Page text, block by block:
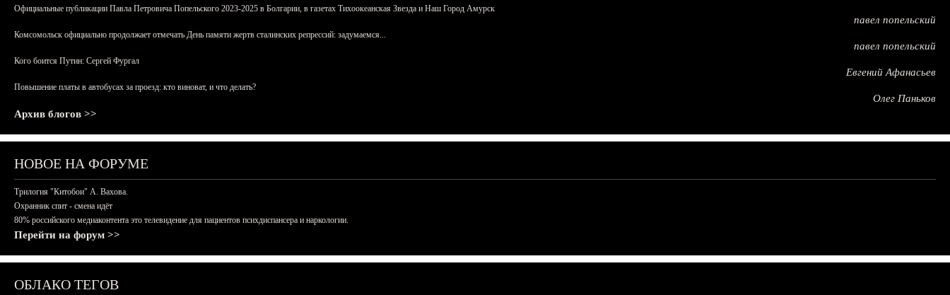
Официальные публикации Павла Петровича Попельского 2023-2025 в Болгарии, в газетах Тихоокеанская Звезда и Наш Город Амурск
павел попельский
Комсомольск официально продолжает отмечать День памяти жертв сталинских репрессий: задумаемся...
павел попельский
Кого боится Путин: Сергей Фургал
Евгений Афанасьев
Повышение платы в автобусах за проезд: кто виноват, и что делать?
Олег Паньков
Архив блогов >>
НОВОЕ НА ФОРУМЕ
Трилогия "Китобои" А. Вахова.
Охранник спит - смена идёт
80% российского медиаконтента это телевидение для пациентов психдиспансера и наркологии.
Перейти на форум >>
ОБЛАКО ТЕГОВ